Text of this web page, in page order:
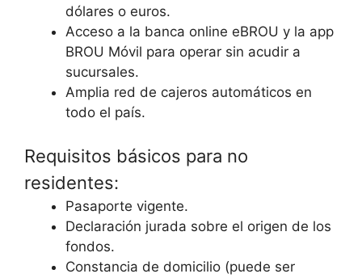
dólares o euros.
Acceso a la banca online eBROU y la app
BROU Móvil para operar sin acudir a
sucursales.
Amplia red de cajeros automáticos en
todo el país.
Requisitos básicos para no
residentes:
Pasaporte vigente.
Declaración jurada sobre el origen de los
fondos.
Constancia de domicilio (puede ser